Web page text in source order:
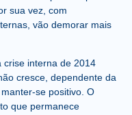
sua vez, com
vão demorar mais
crise interna de 2014
cresce, dependente da
se positivo. O
que permanece